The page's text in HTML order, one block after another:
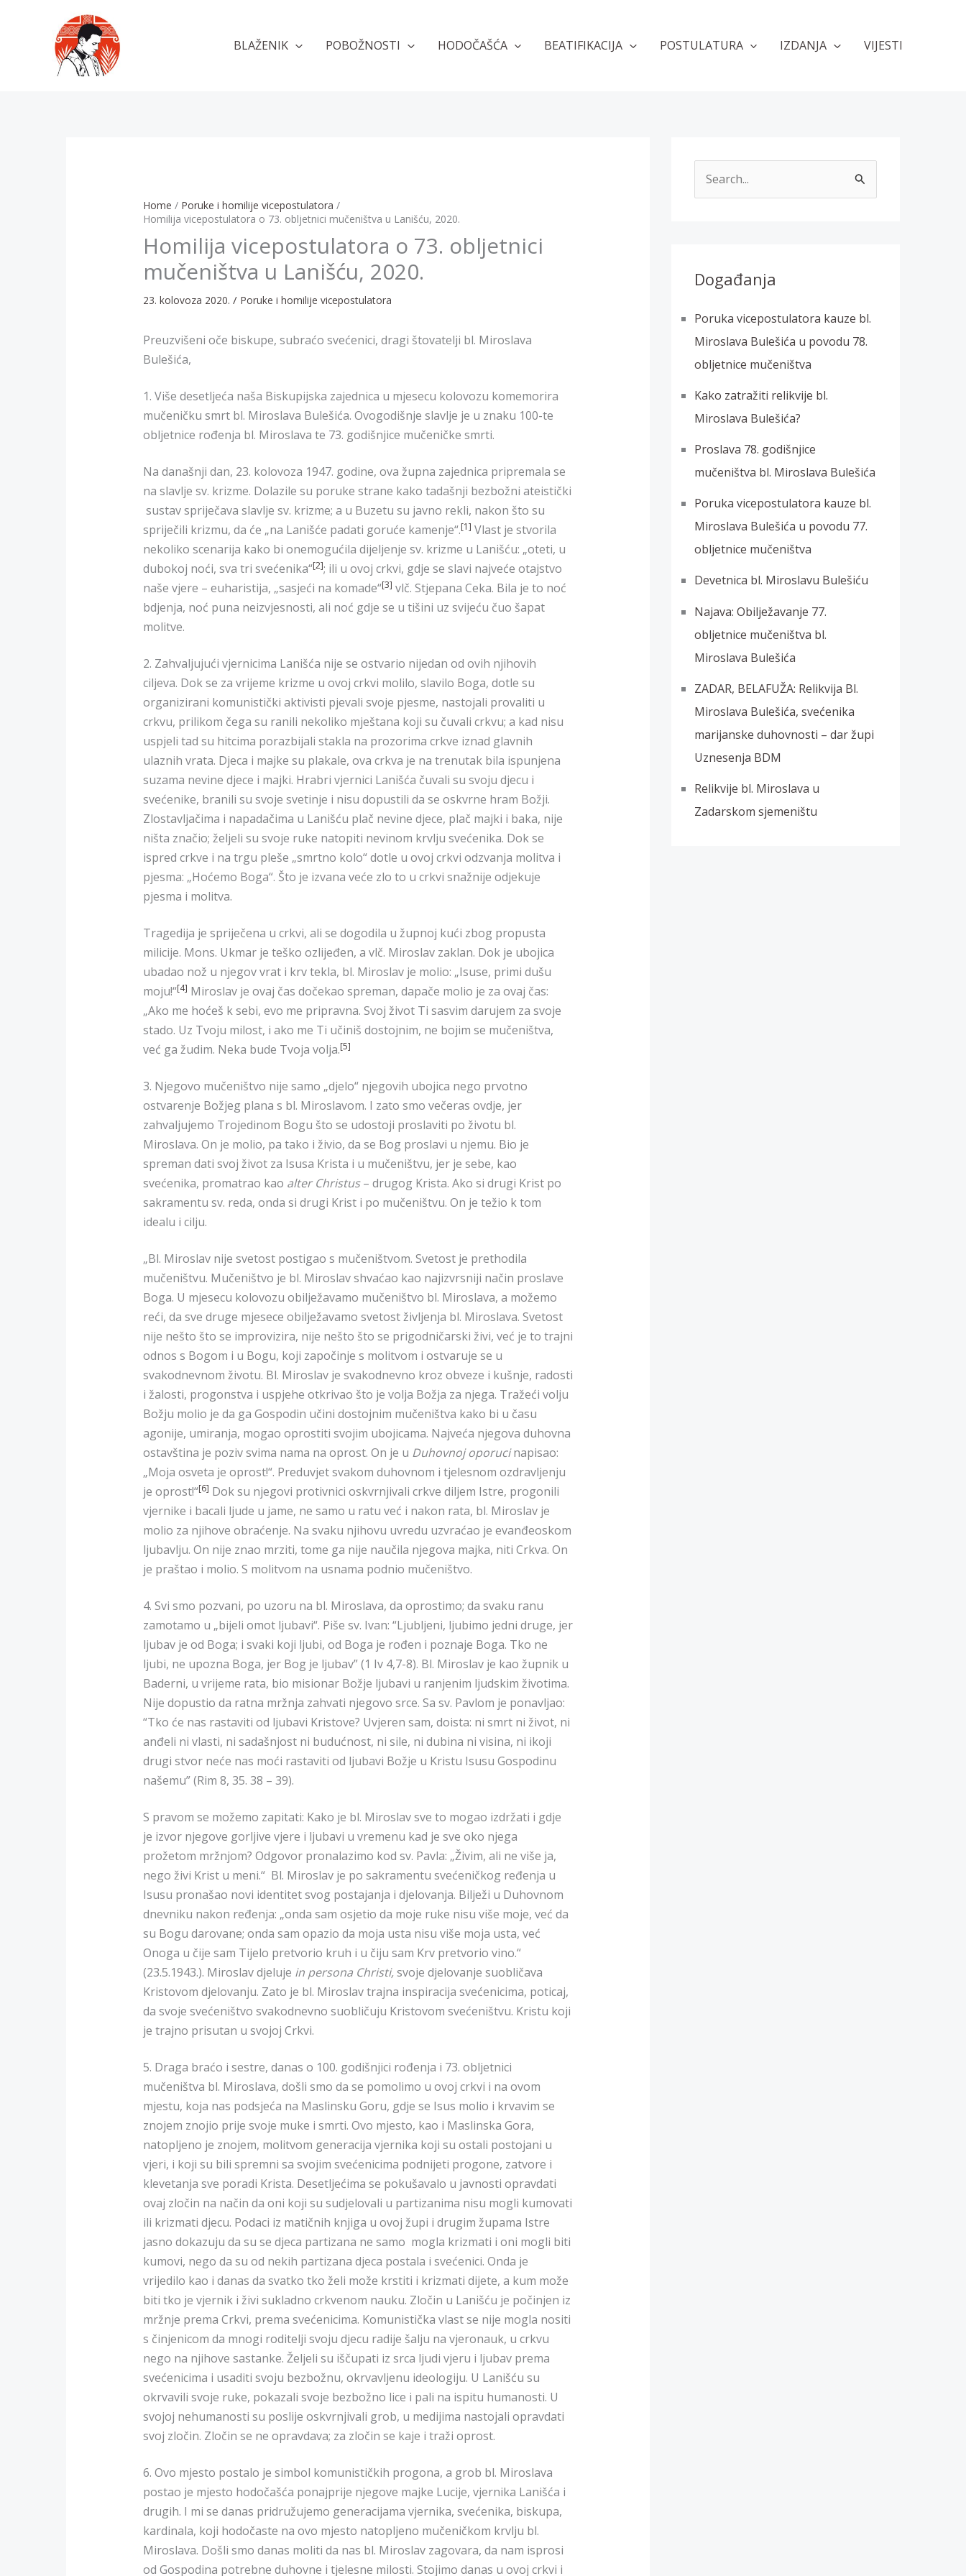
BLAŽENIK POBOŽNOSTI HODOČAŠĆA BEATIFIKACIJA POSTULATURA IZDANJA VIJESTI
Home
Poruke i homilije vicepostulatora
Homilija vicepostulatora o 73. obljetnici mučeništva u Lanišću, 2020.
Homilija vicepostulatora o 73. obljetnici
mučeništva u Lanišću, 2020.
23. kolovoza 2020. / Poruke i homilije vicepostulatora
Preuzvišeni oče biskupe, subraćo svećenici, dragi štovatelji bl. Miroslava
Bulešića,
1. Više desetljeća naša Biskupijska zajednica u mjesecu kolovozu komemorira
mučeničku smrt bl. Miroslava Bulešića. Ovogodišnje slavlje je u znaku 100-te
obljetnice rođenja bl. Miroslava te 73. godišnjice mučeničke smrti.
Na današnji dan, 23. kolovoza 1947. godine, ova župna zajednica pripremala se
na slavlje sv. krizme. Dolazile su poruke strane kako tadašnji bezbožni ateistički
sustav spriječava slavlje sv. krizme; a u Buzetu su javno rekli, nakon što su
spriječili krizmu, da će „na Lanišće padati goruće kamenje“.[1] Vlast je stvorila
nekoliko scenarija kako bi onemogućila dijeljenje sv. krizme u Lanišću: „oteti, u
dubokoj noći, sva tri svećenika“[2]; ili u ovoj crkvi, gdje se slavi najveće otajstvo
naše vjere – euharistija, „sasjeći na komade“[3] vlč. Stjepana Ceka. Bila je to noć
bdjenja, noć puna neizvjesnosti, ali noć gdje se u tišini uz svijeću čuo šapat
molitve.
2. Zahvaljujući vjernicima Lanišća nije se ostvario nijedan od ovih njihovih
ciljeva. Dok se za vrijeme krizme u ovoj crkvi molilo, slavilo Boga, dotle su
organizirani komunistički aktivisti pjevali svoje pjesme, nastojali provaliti u
crkvu, prilikom čega su ranili nekoliko mještana koji su čuvali crkvu; a kad nisu
uspjeli tad su hitcima porazbijali stakla na prozorima crkve iznad glavnih
ulaznih vrata. Djeca i majke su plakale, ova crkva je na trenutak bila ispunjena
suzama nevine djece i majki. Hrabri vjernici Lanišća čuvali su svoju djecu i
svećenike, branili su svoje svetinje i nisu dopustili da se oskvrne hram Božji.
Zlostavljačima i napadačima u Lanišću plač nevine djece, plač majki i baka, nije
ništa značio; željeli su svoje ruke natopiti nevinom krvlju svećenika. Dok se
ispred crkve i na trgu pleše „smrtno kolo“ dotle u ovoj crkvi odzvanja molitva i
pjesma: „Hoćemo Boga“. Što je izvana veće zlo to u crkvi snažnije odjekuje
pjesma i molitva.
Tragedija je spriječena u crkvi, ali se dogodila u župnoj kući zbog propusta
milicije. Mons. Ukmar je teško ozlijeđen, a vlč. Miroslav zaklan. Dok je ubojica
ubadao nož u njegov vrat i krv tekla, bl. Miroslav je molio: „Isuse, primi dušu
moju!“[4] Miroslav je ovaj čas dočekao spreman, dapače molio je za ovaj čas:
„Ako me hoćeš k sebi, evo me pripravna. Svoj život Ti sasvim darujem za svoje
stado. Uz Tvoju milost, i ako me Ti učiniš dostojnim, ne bojim se mučeništva,
već ga žudim. Neka bude Tvoja volja.[5]
3. Njegovo mučeništvo nije samo „djelo“ njegovih ubojica nego prvotno
ostvarenje Božjeg plana s bl. Miroslavom. I zato smo večeras ovdje, jer
zahvaljujemo Trojedinom Bogu što se udostoji proslaviti po životu bl.
Miroslava. On je molio, pa tako i živio, da se Bog proslavi u njemu. Bio je
spreman dati svoj život za Isusa Krista i u mučeništvu, jer je sebe, kao
svećenika, promatrao kao alter Christus– drugog Krista. Ako si drugi Krist po
sakramentu sv. reda, onda si drugi Krist i po mučeništvu. On je težio k tom
idealu i cilju.
„Bl. Miroslav nije svetost postigao s mučeništvom. Svetost je prethodila
mučeništvu. Mučeništvo je bl. Miroslav shvaćao kao najizvrsniji način proslave
Boga. U mjesecu kolovozu obilježavamo mučeništvo bl. Miroslava, a možemo
reći, da sve druge mjesece obilježavamo svetost življenja bl. Miroslava. Svetost
nije nešto što se improvizira, nije nešto što se prigodničarski živi, već je to trajni
odnos s Bogom i u Bogu, koji započinje s molitvom i ostvaruje se u
svakodnevnom životu. Bl. Miroslav je svakodnevno kroz obveze i kušnje, radosti
i žalosti, progonstva i uspjehe otkrivao što je volja Božja za njega. Tražeći volju
Božju molio je da ga Gospodin učini dostojnim mučeništva kako bi u času
agonije, umiranja, mogao oprostiti svojim ubojicama. Najveća njegova duhovna
ostavština je poziv svima nama na oprost. On je u Duhovnoj oporucinapisao:
„Moja osveta je oprost!“. Preduvjet svakom duhovnom i tjelesnom ozdravljenju
je oprost!“[6] Dok su njegovi protivnici oskvrnjivali crkve diljem Istre, progonili
vjernike i bacali ljude u jame, ne samo u ratu već i nakon rata, bl. Miroslav je
molio za njihove obraćenje. Na svaku njihovu uvredu uzvraćao je evanđeoskom
ljubavlju. On nije znao mrziti, tome ga nije naučila njegova majka, niti Crkva. On
je praštao i molio. S molitvom na usnama podnio mučeništvo.
4. Svi smo pozvani, po uzoru na bl. Miroslava, da oprostimo; da svaku ranu
zamotamo u „bijeli omot ljubavi“. Piše sv. Ivan: “Ljubljeni, ljubimo jedni druge, jer
ljubav je od Boga; i svaki koji ljubi, od Boga je rođen i poznaje Boga. Tko ne
ljubi, ne upozna Boga, jer Bog je ljubav” (1 Iv 4,7-8). Bl. Miroslav je kao župnik u
Baderni, u vrijeme rata, bio misionar Božje ljubavi u ranjenim ljudskim životima.
Nije dopustio da ratna mržnja zahvati njegovo srce. Sa sv. Pavlom je ponavljao:
“Tko će nas rastaviti od ljubavi Kristove? Uvjeren sam, doista: ni smrt ni život, ni
anđeli ni vlasti, ni sadašnjost ni budućnost, ni sile, ni dubina ni visina, ni ikoji
drugi stvor neće nas moći rastaviti od ljubavi Božje u Kristu Isusu Gospodinu
našemu” (Rim 8, 35. 38 – 39).
S pravom se možemo zapitati: Kako je bl. Miroslav sve to mogao izdržati i gdje
je izvor njegove gorljive vjere i ljubavi u vremenu kad je sve oko njega
prožetom mržnjom? Odgovor pronalazimo kod sv. Pavla: „Živim, ali ne više ja,
nego živi Krist u meni.“ Bl. Miroslav je po sakramentu svećeničkog ređenja u
Isusu pronašao novi identitet svog postajanja i djelovanja. Bilježi u Duhovnom
dnevniku nakon ređenja: „onda sam osjetio da moje ruke nisu više moje, već da
su Bogu darovane; onda sam opazio da moja usta nisu više moja usta, već
Onoga u čije sam Tijelo pretvorio kruh i u čiju sam Krv pretvorio vino.“
(23.5.1943.). Miroslav djeluje in persona Christi,svoje djelovanje suobličava
Kristovom djelovanju. Zato je bl. Miroslav trajna inspiracija svećenicima, poticaj,
da svoje svećeništvo svakodnevno suobličuju Kristovom svećeništvu. Kristu koji
je trajno prisutan u svojoj Crkvi.
5. Draga braćo i sestre, danas o 100. godišnjici rođenja i 73. obljetnici
mučeništva bl. Miroslava, došli smo da se pomolimo u ovoj crkvi i na ovom
mjestu, koja nas podsjeća na Maslinsku Goru, gdje se Isus molio i krvavim se
znojem znojio prije svoje muke i smrti. Ovo mjesto, kao i Maslinska Gora,
natopljeno je znojem, molitvom generacija vjernika koji su ostali postojani u
vjeri, i koji su bili spremni sa svojim svećenicima podnijeti progone, zatvore i
klevetanja sve poradi Krista. Desetljećima se pokušavalo u javnosti opravdati
ovaj zločin na način da oni koji su sudjelovali u partizanima nisu mogli kumovati
ili krizmati djecu. Podaci iz matičnih knjiga u ovoj župi i drugim župama Istre
jasno dokazuju da su se djeca partizana ne samo mogla krizmati i oni mogli biti
kumovi, nego da su od nekih partizana djeca postala i svećenici. Onda je
vrijedilo kao i danas da svatko tko želi može krstiti i krizmati dijete, a kum može
biti tko je vjernik i živi sukladno crkvenom nauku. Zločin u Lanišću je počinjen iz
mržnje prema Crkvi, prema svećenicima. Komunistička vlast se nije mogla nositi
s činjenicom da mnogi roditelji svoju djecu radije šalju na vjeronauk, u crkvu
nego na njihove sastanke. Željeli su iščupati iz srca ljudi vjeru i ljubav prema
svećenicima i usaditi svoju bezbožnu, okrvavljenu ideologiju. U Lanišću su
okrvavili svoje ruke, pokazali svoje bezbožno lice i pali na ispitu humanosti. U
svojoj nehumanosti su poslije oskvrnjivali grob, u medijima nastojali opravdati
svoj zločin. Zločin se ne opravdava; za zločin se kaje i traži oprost.
6. Ovo mjesto postalo je simbol komunističkih progona, a grob bl. Miroslava
postao je mjesto hodočašća ponajprije njegove majke Lucije, vjernika Lanišća i
drugih. I mi se danas pridružujemo generacijama vjernika, svećenika, biskupa,
kardinala, koji hodočaste na ovo mjesto natopljeno mučeničkom krvlju bl.
Miroslava. Došli smo danas moliti da nas bl. Miroslav zagovara, da nam isprosi
od Gospodina potrebne duhovne i tjelesne milosti. Stojimo danas u ovoj crkvi i
r
Događanja
Poruka vicepostulatora kauze bl.
Miroslava Bulešića u povodu 78.
obljetnice mučeništva
Kako zatražiti relikvije bl.
Miroslava Bulešića?
Proslava 78. godišnjice
mučeništva bl. Miroslava Bulešića
Poruka vicepostulatora kauze bl.
Miroslava Bulešića u povodu 77.
obljetnice mučeništva
Devetnica bl. Miroslavu Bulešiću
Najava: Obilježavanje 77.
obljetnice mučeništva bl.
Miroslava Bulešića
ZADAR, BELAFUŽA: Relikvija Bl.
Miroslava Bulešića, svećenika
marijanske duhovnosti – dar župi
Uznesenja BDM
Relikvije bl. Miroslava u
Zadarskom sjemeništu